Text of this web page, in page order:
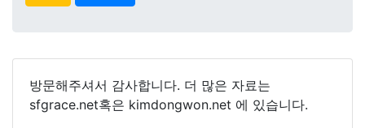
방문해주셔서 감사합니다. 더 많은 자료는
sfgrace.net혹은 kimdongwon.net 에 있습니다.